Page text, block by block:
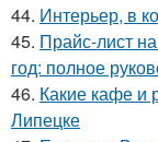
44. Интерьер, в
45. Прайс-лист
год: полное
46. Какие кафе и
Липецке